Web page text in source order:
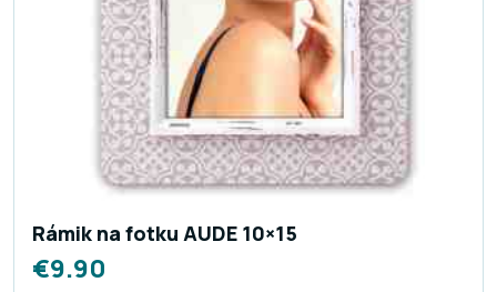
Rámik na fotku AUDE 10×15
€9.90